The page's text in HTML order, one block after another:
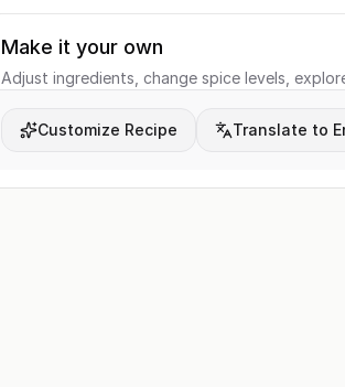
Make it your own
Adjust ingredients, change spice levels,
Customize Recipe Translate to